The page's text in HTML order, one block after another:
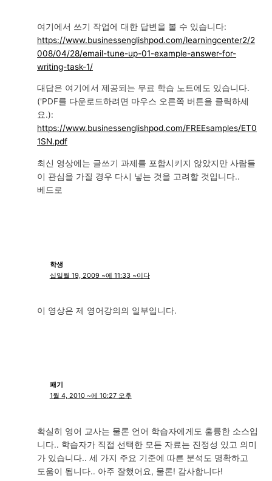
여기에서 쓰기 작업에 대한 답변을 볼 수 있습니다:
https://www.businessenglishpod.com/learningcenter2/2
008/04/28/email-tune-up-01-example-answer-for-
writing-task-1/
대답은 여기에서 제공되는 무료 학습 노트에도 있습니다.
('PDF를 다운로드하려면 마우스 오른쪽 버튼을 클릭하세
요.):
https://www.businessenglishpod.com/FREEsamples/ET0
1SN.pdf
최신 영상에는 글쓰기 과제를 포함시키지 않았지만 사람들
이 관심을 가질 경우 다시 넣는 것을 고려할 것입니다..
베드로
학생
십일월 19, 2009 ~에 11:33 ~이다
이 영상은 제 영어강의의 일부입니다.
패기
1월 4, 2010 ~에 10:27 오후
확실히 영어 교사는 물론 언어 학습자에게도 훌륭한 소스입
니다.. 학습자가 직접 선택한 모든 자료는 진정성 있고 의미
가 있습니다.. 세 가지 주요 기준에 따른 분석도 명확하고
도움이 됩니다.. 아주 잘했어요, 물론! 감사합니다!